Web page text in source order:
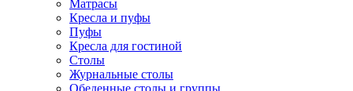
Матрасы
Кресла и пуфы
Пуфы
Кресла для гостиной
Столы
Журнальные столы
Обеденные столы и группы